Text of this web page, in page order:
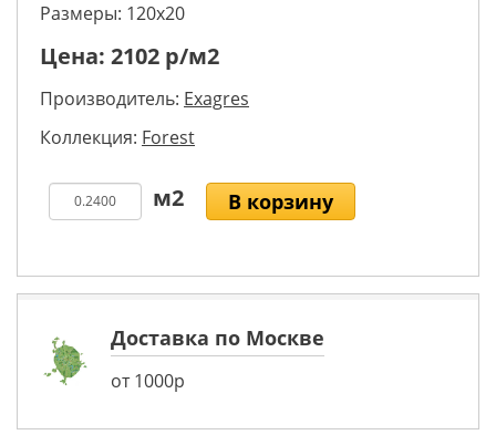
Размеры: 120х20
Цена: 2102 р/м2
Производитель: Exagres
Коллекция: Forest
В корзину
Доставка по Москве
от 1000р